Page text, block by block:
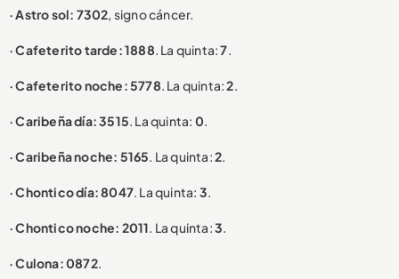
· Astro sol: 7302, signo cáncer.
· Cafeterito tarde: 1888. La quinta:7.
· Cafeterito noche: 5778. La quinta:2.
· Caribeña día: 3515. La quinta: 0.
· Caribeña noche: 5165. La quinta:2.
· Chontico día: 8047. La quinta: 3.
· Chontico noche: 2011. La quinta:3.
· Culona: 0872.